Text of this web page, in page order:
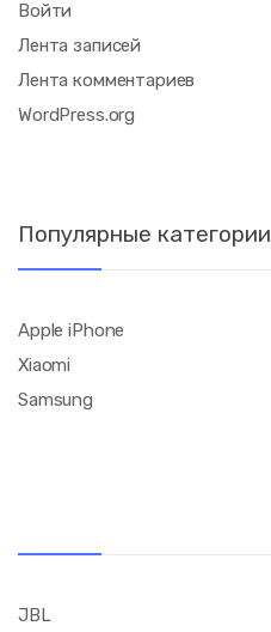
Войти
Лента записей
Лента комментариев
WordPress.org
Популярные категории
Apple iPhone
Xiaomi
Samsung
JBL